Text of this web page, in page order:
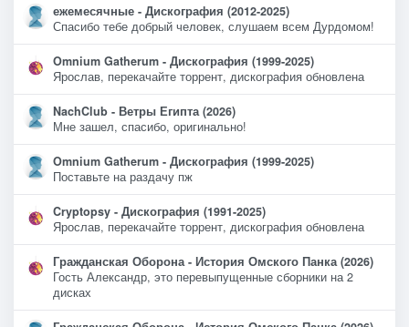
ежемесячные - Дискография (2012-2025)
Спасибо тебе добрый человек, слушаем всем Дурдомом!
Omnium Gatherum - Дискография (1999-2025)
Ярослав, перекачайте торрент, дискография обновлена
NachClub - Ветры Египта (2026)
Мне зашел, спасибо, оригинально!
Omnium Gatherum - Дискография (1999-2025)
Поставьте на раздачу пж
Cryptopsy - Дискография (1991-2025)
Ярослав, перекачайте торрент, дискография обновлена
Гражданская Оборона - История Омского Панка (2026)
Гость Александр, это перевыпущенные сборники на 2
дисках